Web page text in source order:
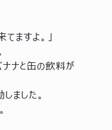
ますよ。」
ナと缶の飲料が
ました。